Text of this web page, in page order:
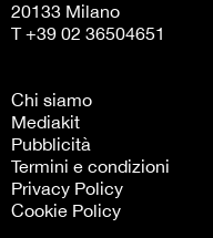
20133 Milano
T +39 02 36504651
Chi siamo
Mediakit
Pubblicità
Termini e condizioni
Privacy Policy
Cookie Policy